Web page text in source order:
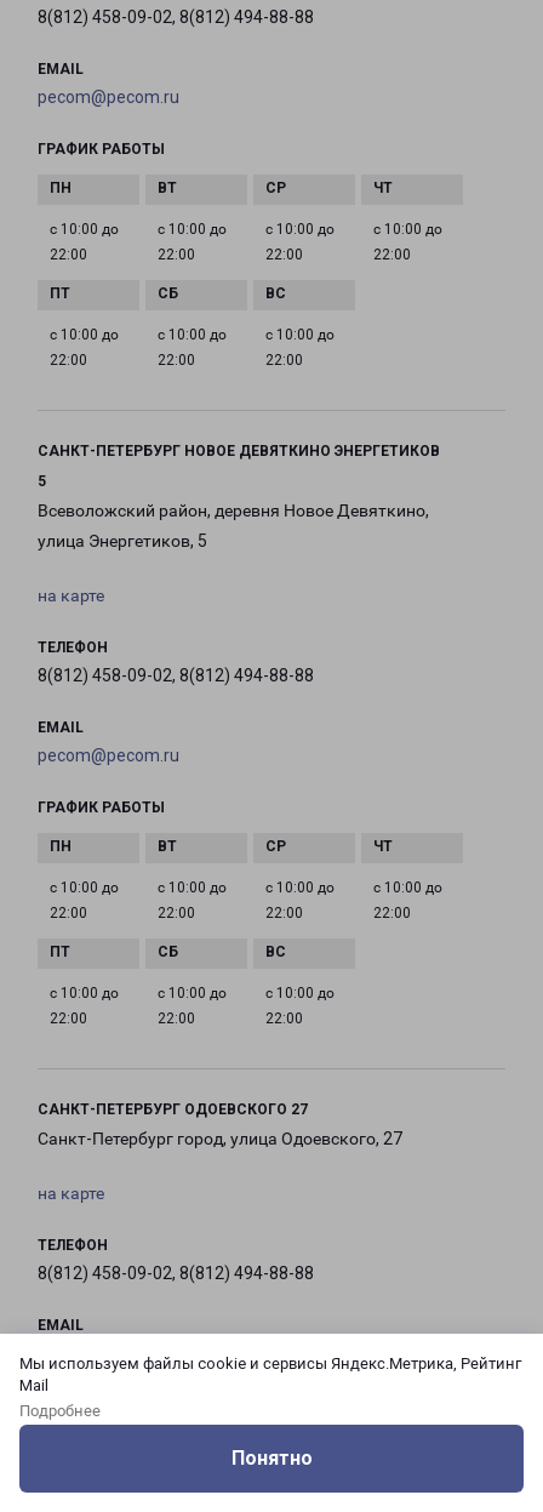
Мы используем файлы cookie и сервисы Яндекс.Метрика, Рейтинг
Mail
Подробнее
Понятно
8(812) 458-09-02, 8(812) 494-88-88
EMAIL
pecom@pecom.ru
ГРАФИК РАБОТЫ
с 10:00 до
22:00
с 10:00 до
22:00
с 10:00 до
22:00
с 10:00 до
22:00
с 10:00 до
22:00
с 10:00 до
22:00
с 10:00 до
22:00
САНКТ-ПЕТЕРБУРГ НОВОЕ ДЕВЯТКИНО ЭНЕРГЕТИКОВ
5
Всеволожский район, деревня Новое Девяткино,
улица Энергетиков, 5
на карте
ТЕЛЕФОН
8(812) 458-09-02, 8(812) 494-88-88
EMAIL
pecom@pecom.ru
ГРАФИК РАБОТЫ
с 10:00 до
22:00
с 10:00 до
22:00
с 10:00 до
22:00
с 10:00 до
22:00
с 10:00 до
22:00
с 10:00 до
22:00
с 10:00 до
22:00
САНКТ-ПЕТЕРБУРГ ОДОЕВСКОГО 27
Санкт-Петербург город, улица Одоевского, 27
на карте
ТЕЛЕФОН
8(812) 458-09-02, 8(812) 494-88-88
EMAIL
pecom@pecom.ru
ГРАФИК РАБОТЫ